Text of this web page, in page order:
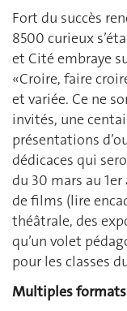
Fort du succès
8500 curieux
et Cité embraye
«Croire, faire
et variée. Ce ne
invités, une
présentations
dédicaces qui
du 30 mars au
de films (lire
théâtrale, des
qu’un volet
pour les classes
Multiples formats